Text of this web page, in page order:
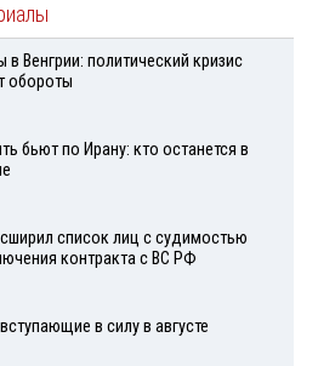
в Венгрии: политический кризис
обороты
бьют по Ирану: кто останется в
список лиц с судимостью
контракта с ВС РФ
в силу в августе